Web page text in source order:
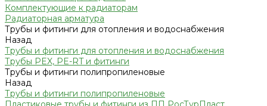
Комплектующие к радиаторам
Радиаторная арматура
Трубы и фитинги для отопления и водоснабжения
Назад
Трубы и фитинги для отопления и водоснабжения
Трубы PEX, PE-RT и фитинги
Трубы и фитинги полипропиленовые
Назад
Трубы и фитинги полипропиленовые